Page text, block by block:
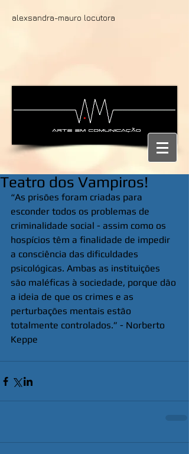
alexsandra-mauro locutora
Teatro dos Vampiros!
“As prisões foram criadas para
esconder todos os problemas de
criminalidade social - assim como os
hospícios têm a finalidade de impedir
a consciência das dificuldades
psicológicas. Ambas as instituições
são maléficas à sociedade, porque dão
a ideia de que os crimes e as
perturbações mentais estão
totalmente controlados.” - Norberto
Keppe